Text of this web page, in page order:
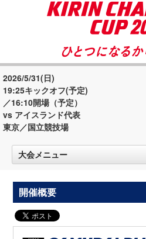
2026/5/31(日)
19:25キックオフ(予定)
／16:10開場（予定）
vs アイスランド代表
東京／国立競技場
大会メニュー
開催概要